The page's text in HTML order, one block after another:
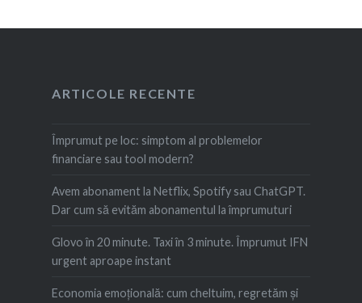
ARTICOLE RECENTE
Împrumut pe loc: simptom al problemelor
financiare sau tool modern?
Avem abonament la Netflix, Spotify sau ChatGPT.
Dar cum să evităm abonamentul la împrumuturi
Glovo în 20 minute. Taxi în 3 minute. Împrumut IFN
urgent aproape instant
Economia emoțională: cum cheltuim, regretăm şi